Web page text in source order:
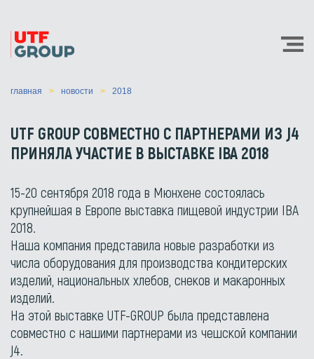
главная новости 2018
UTF GROUP СОВМЕСТНО С ПАРТНЕРАМИ ИЗ J4
ПРИНЯЛА УЧАСТИЕ В ВЫСТАВКЕ IBA 2018
15-20 сентября 2018 года в Мюнхене состоялась
крупнейшая в Европе выставка пищевой индустрии IBA
2018.
Наша компания представила новые разработки из
числа оборудования для производства кондитерских
изделий, национальных хлебов, снеков и макаронных
изделий.
На этой выставке UTF-GROUP была представлена
совместно с нашими партнерами из чешской компании
J4.